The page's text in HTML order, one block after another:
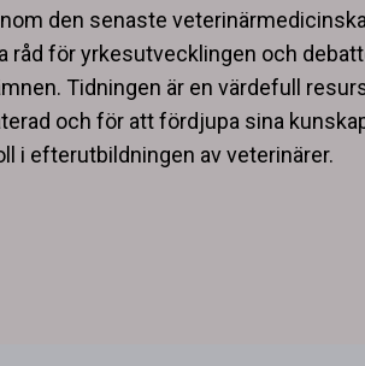
den senaste veterinärmedicinska
råd för yrkesutvecklingen och
Tidningen är en värdefull
och för att fördjupa sina
i efterutbildningen av veterinärer.